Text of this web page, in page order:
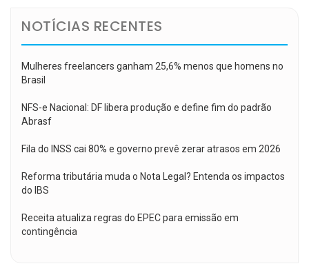
NOTÍCIAS RECENTES
Mulheres freelancers ganham 25,6% menos que homens no
Brasil
NFS-e Nacional: DF libera produção e define fim do padrão
Abrasf
Fila do INSS cai 80% e governo prevê zerar atrasos em 2026
Reforma tributária muda o Nota Legal? Entenda os impactos
do IBS
Receita atualiza regras do EPEC para emissão em
contingência